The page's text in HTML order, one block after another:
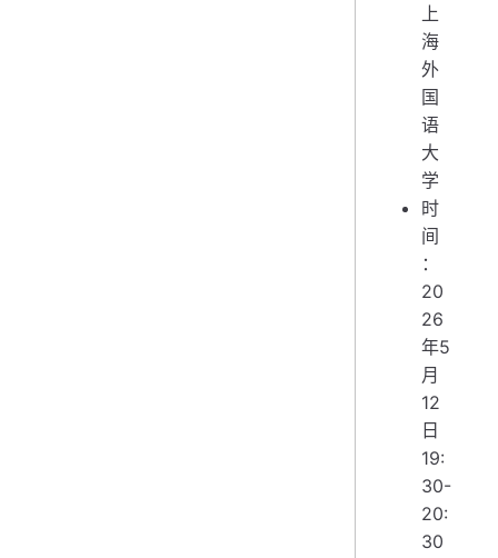
上
海
外
国
语
大
学
时
间
：
20
26
年5
月
12
日
19:
30-
20:
30